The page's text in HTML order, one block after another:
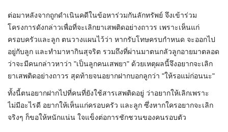
ต่อมาหลังจากถูกดำเนินคดีในข้อหาร่วมกันลักทรัพย์ จึงเข้าร่วม
โครงการดังกล่าวเพื่อที่จะเลิกยาเสพติดอย่างถาวร เพราะเห็นแก่
ครอบครัวและลูก ตนวางแผนไว้ว่า หากรับโทษครบกำหนด จะออกไป
อยู่กับลูก และทำมาหากินสุจริต รวมถึงที่ผ่านมาตนกลัวลูกอายมาตลอด
ว่าจะมีคนกล่าวหาว่า "เป็นลูกคนเสพยา" ด้วยเหตุผลนี้จึงอยากจะเลิก
ยาเสพติดอย่างถาวร สุดท้ายจนอยากฝากบอกลูกว่า "ให้รอแม่ก่อนนะ"
ทั้งนี้ตนอยากฝากไปที่คนที่ยังใช้สารเสพติดอยู่ ว่าอยากให้เลิกเพราะ
ไม่มีอะไรดี อยากให้เห็นแก่ครอบครัว และลูก ซึ่งหากใครอยากจะเลิก
จริงๆ ก็ขอให้หนักแน่น ใจแข็งต่อการชักชวนของคนรอบตัว